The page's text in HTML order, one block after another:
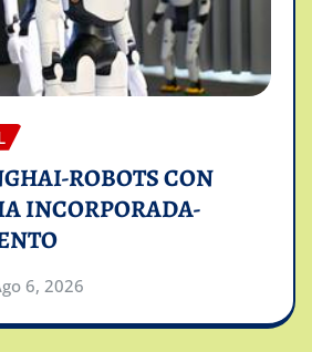
ROBOTS CON
INCORPORADA-
6, 2026